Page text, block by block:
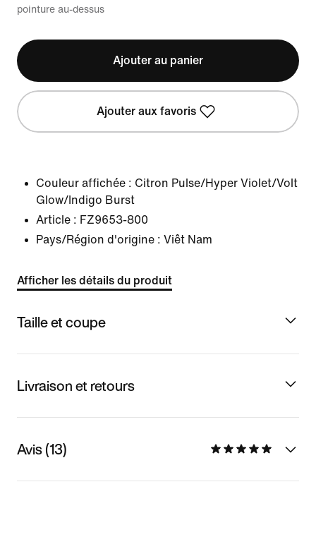
pointure au-dessus
Ajouter au panier
Ajouter aux favoris
Couleur affichée : Citron Pulse/Hyper Violet/Volt
Glow/Indigo Burst
Article : FZ9653-800
Pays/Région d'origine : Viêt Nam
Afficher les détails du produit
Taille et coupe
Livraison et retours
Avis (13)